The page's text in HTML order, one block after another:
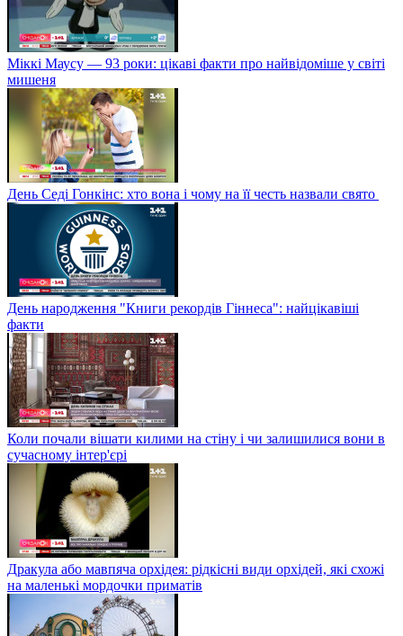
Міккі Маусу — 93 роки: цікаві факти про найвідоміше у світі
мишеня
День Седі Гонкінс: хто вона і чому на її честь назвали свято
День народження "Книги рекордів Гіннеса": найцікавіші
факти
Коли почали вішати килими на стіну і чи залишилися вони в
сучасному інтер'єрі
Дракула або мавпяча орхідея: рідкісні види орхідей, які схожі
на маленькі мордочки приматів